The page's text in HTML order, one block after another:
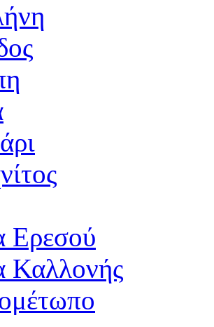
Ερεσού
Καλλονής